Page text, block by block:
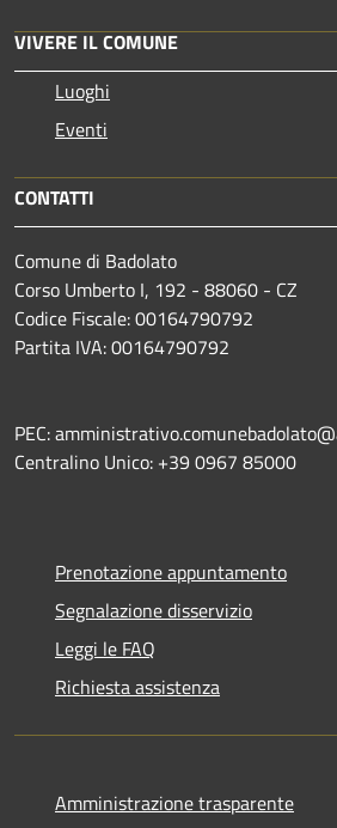
VIVERE IL COMUNE
Luoghi
Eventi
CONTATTI
Comune di Badolato
Corso Umberto I, 192 - 88060 - CZ
Codice Fiscale: 00164790792
Partita IVA: 00164790792
PEC:
Centralino Unico: +39 0967 85000
Prenotazione appuntamento
Segnalazione disservizio
Leggi le FAQ
Richiesta assistenza
Amministrazione trasparente